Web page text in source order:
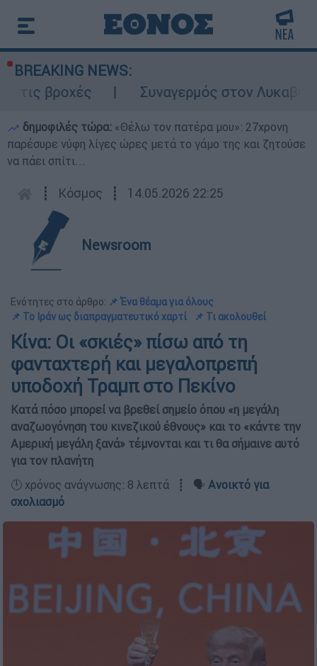
BREAKING NEWS:
Συναγερμός στον Λυκαβηττό:
δημοφιλές τώρα: «Θέλω τον πατέρα μου»: 27χρονη
παρέσυρε νύφη λίγες ώρες μετά το γάμο της και ζητούσε
να πάει σπίτι...
┋ Κόσμος ┋ 14.05.2026 22:25
Newsroom
Ενότητες στο άρθρο: 📌 Ένα θέαμα για όλους
📌 Το Ιράν ως διαπραγματευτικό χαρτί
📌 Τι ακολουθεί
Κίνα: Οι «σκιές» πίσω από τη
φανταχτερή και μεγαλοπρεπή
υποδοχή Τραμπ στο Πεκίνο
Κατά πόσο μπορεί να βρεθεί σημείο όπου «η μεγάλη
αναζωογόνηση του κινεζικού έθνους» και το «κάντε την
Αμερική μεγάλη ξανά» τέμνονται και τι θα σήμαινε αυτό
για τον πλανήτη
🕛 χρόνος ανάγνωσης: 8 λεπτά ┋ 🗣️ Ανοικτό για
σχολιασμό